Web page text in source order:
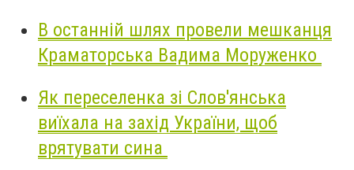
В останній шлях провели мешканця
Краматорська Вадима Моруженко
Як переселенка зі Слов'янська
виїхала на захід України, щоб
врятувати сина